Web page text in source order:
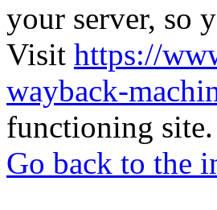
your server, so
Visit https://
wayback-
functioning site.
Go back to the